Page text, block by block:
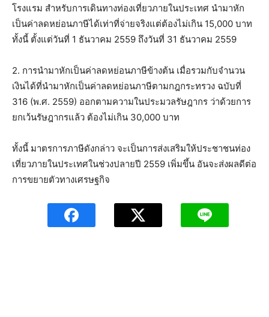
โรงแรม สำหรับการเดินทางท่องเที่ยวภายในประเทศ นำมาหัก
เป็นค่าลดหย่อนภาษีได้เท่าที่จ่ายจริงแต่ต้องไม่เกิน 15,000 บาท
ทั้งนี้ ตั้งแต่วันที่ 1 ธันวาคม 2559 ถึงวันที่ 31 ธันวาคม 2559
2. การนำมาหักเป็นค่าลดหย่อนภาษีข้างต้น เมื่อรวมกับจำนวน
เงินได้ที่นำมาหักเป็นค่าลดหย่อนภาษีตามกฎกระทรวง ฉบับที่
316 (พ.ศ. 2559) ออกตามความในประมวลรัษฎากร ว่าด้วยการ
ยกเว้นรัษฎากรแล้ว ต้องไม่เกิน 30,000 บาท
ทั้งนี้ มาตรการภาษีดังกล่าว จะเป็นการส่งเสริมให้ประชาชนท่อง
เที่ยวภายในประเทศในช่วงปลายปี 2559 เพิ่มขึ้น อันจะส่งผลดีต่อ
การขยายตัวทางเศรษฐกิจ